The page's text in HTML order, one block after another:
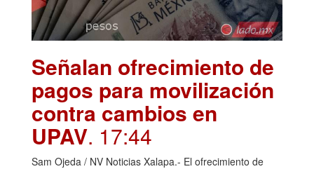
Señalan ofrecimiento de
pagos para movilización
contra cambios en
UPAV. 17:44
Sam Ojeda / NV Noticias Xalapa.- El ofrecimiento de